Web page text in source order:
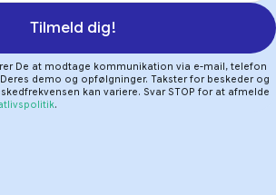
Tilmeld dig!
De at modtage kommunikation via e-mail, telefon
demo og opfølgninger. Takster for beskeder og
kan variere. Svar STOP for at afmelde
.